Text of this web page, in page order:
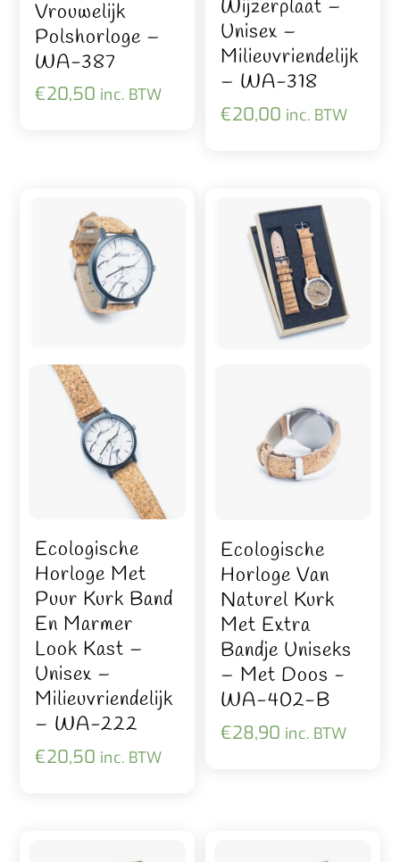
Vrouwelijk
Polshorloge –
WA-387
€20,50 inc. BTW
Wijzerplaat –
Unisex –
Milieuvriendelijk
– WA-318
€20,00 inc. BTW
Ecologische
Horloge Met
Puur Kurk Band
En Marmer
Look Kast –
Unisex –
Milieuvriendelijk
– WA-222
€20,50 inc. BTW
Ecologische
Horloge Van
Naturel Kurk
Met Extra
Bandje Uniseks
– Met Doos -
WA-402-B
€28,90 inc. BTW